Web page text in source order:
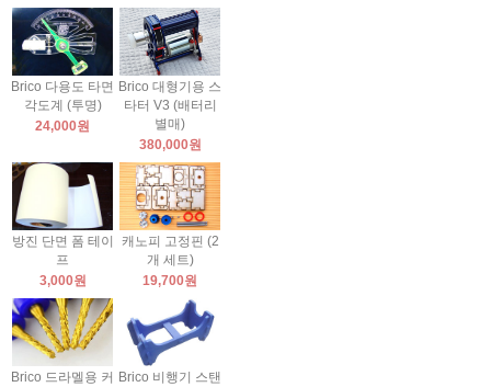
Brico 다용도 타면
각도계 (투명)
24,000원
Brico 대형기용 스
타터 V3 (배터리
별매)
380,000원
방진 단면 폼 테이
프
3,000원
캐노피 고정핀 (2
개 세트)
19,700원
Brico 드라멜용 커
Brico 비행기 스탠